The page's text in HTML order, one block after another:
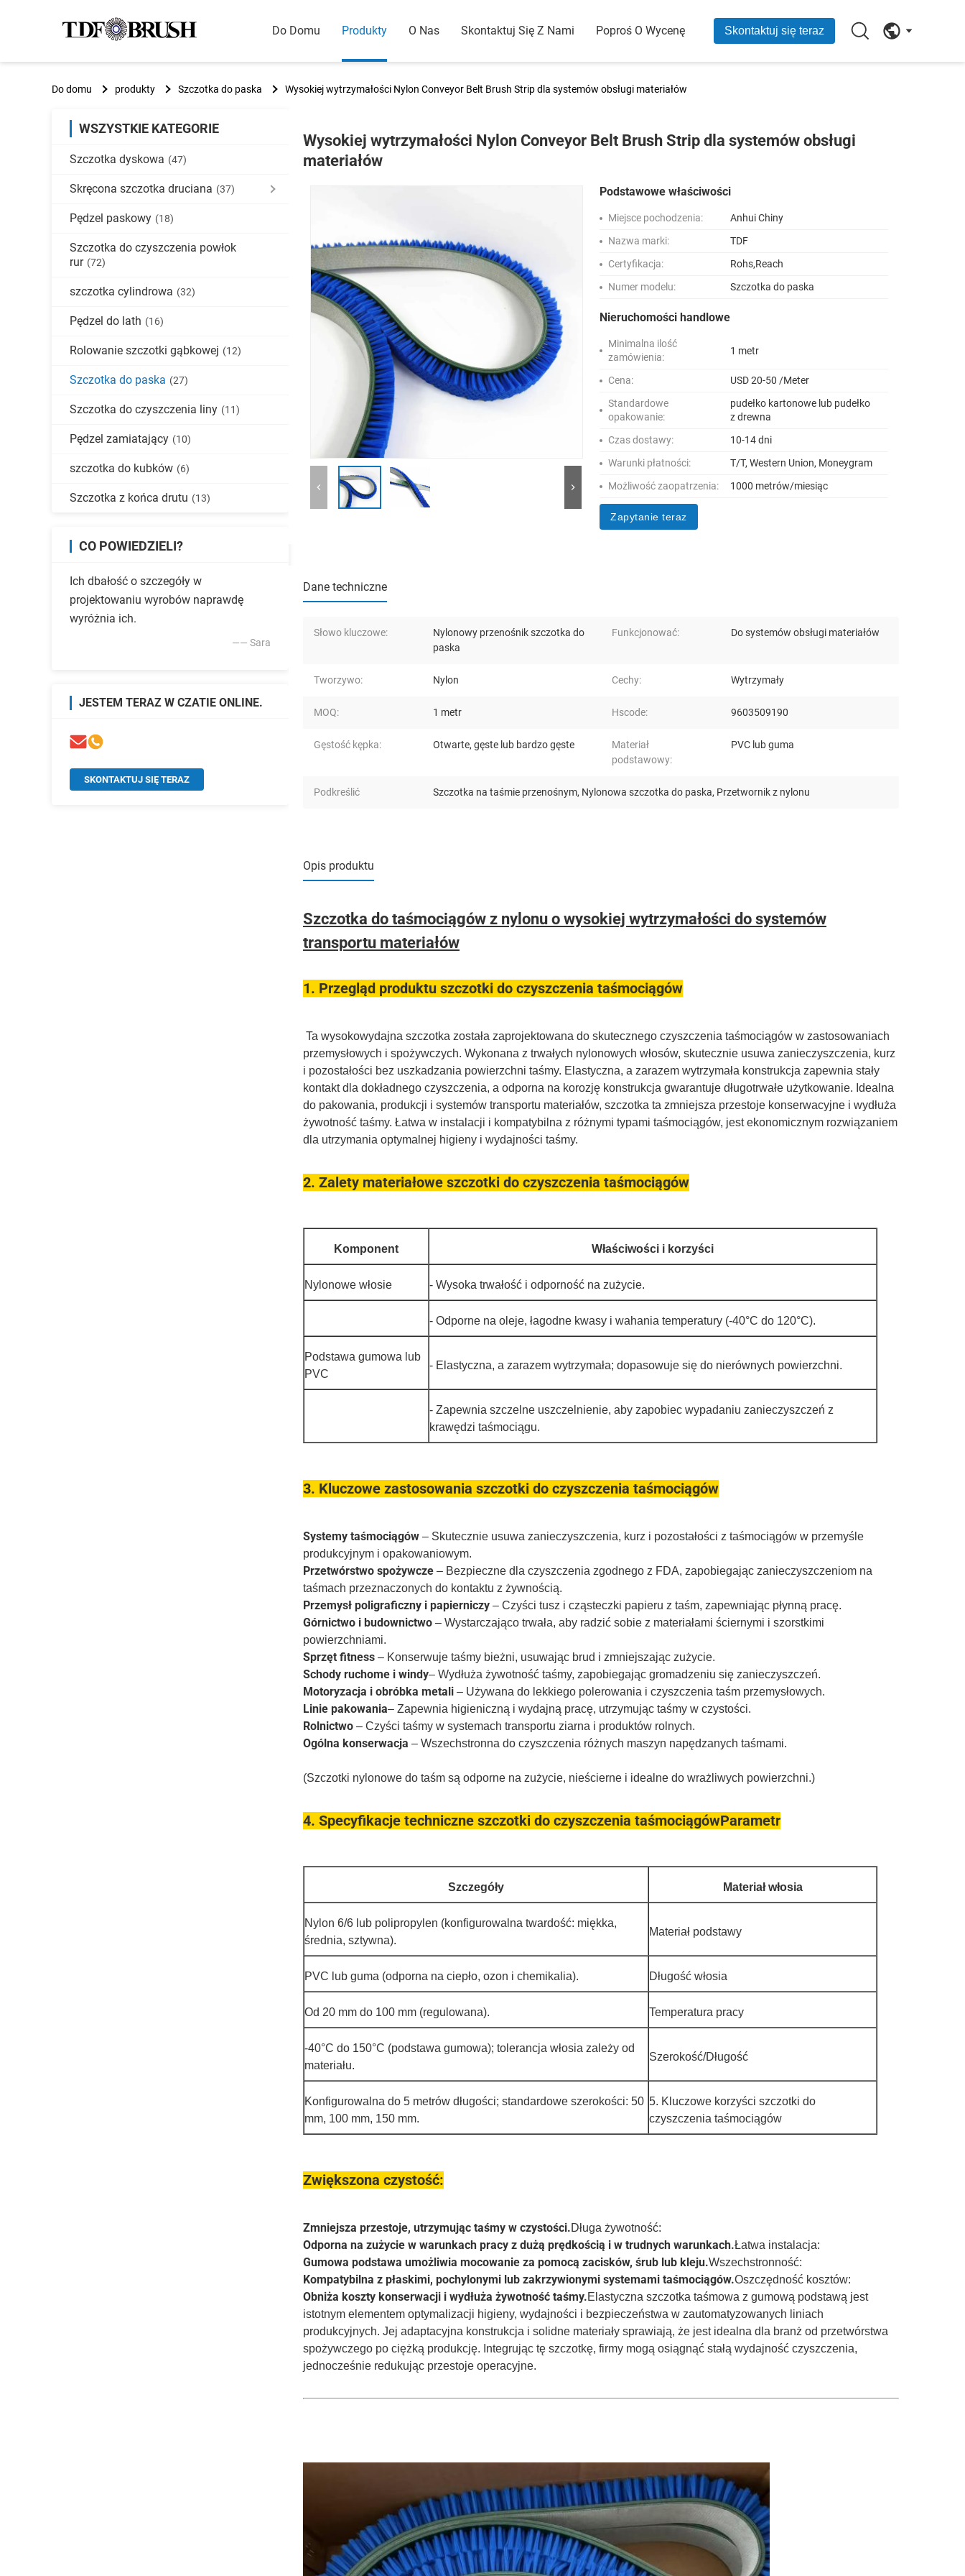
Do Domu Produkty O Nas Skontaktuj Się Z Nami Poproś O Wycenę Skontaktuj się teraz
Do domu produkty Szczotka do paska Wysokiej wytrzymałości Nylon Conveyor Belt Brush Strip dla systemów obsługi materiałów
WSZYSTKIE KATEGORIE
Szczotka dyskowa (47)
Skręcona szczotka druciana (37)
Pędzel paskowy (18)
Szczotka do czyszczenia powłok
rur (72)
szczotka cylindrowa (32)
Pędzel do lath (16)
Rolowanie szczotki gąbkowej (12)
Szczotka do paska (27)
Szczotka do czyszczenia liny (11)
Pędzel zamiatający (10)
szczotka do kubków (6)
Szczotka z końca drutu (13)
CO POWIEDZIELI?
Ich dbałość o szczegóły w
projektowaniu wyrobów naprawdę
wyróżnia ich.
—— Sara
JESTEM TERAZ W CZATIE ONLINE.
SKONTAKTUJ SIĘ TERAZ
Wysokiej wytrzymałości Nylon Conveyor Belt Brush Strip dla systemów obsługi
materiałów
Podstawowe właściwości
Miejsce pochodzenia:
Anhui Chiny
Nazwa marki:
TDF
Certyfikacja:
Rohs,Reach
Numer modelu:
Szczotka do paska
Nieruchomości handlowe
Minimalna ilość
zamówienia:
1 metr
Cena:
USD 20-50 /Meter
Standardowe
opakowanie:
pudełko kartonowe lub pudełko
z drewna
Czas dostawy:
10-14 dni
Warunki płatności:
T/T, Western Union, Moneygram
Możliwość zaopatrzenia:
1000 metrów/miesiąc
Zapytanie teraz
Dane techniczne
Słowo kluczowe:
Nylonowy przenośnik szczotka do
paska
Funkcjonować: Do systemów obsługi materiałów
Tworzywo: Nylon Cechy: Wytrzymały
MOQ: 1 metr Hscode: 9603509190
Gęstość kępka: Otwarte, gęste lub bardzo gęste
Materiał
podstawowy:
PVC lub guma
Podkreślić Szczotka na taśmie przenośnym, Nylonowa szczotka do paska, Przetwornik z nylonu
Opis produktu
Szczotka do taśmociągów z nylonu o wysokiej wytrzymałości do systemów
transportu materiałów
1. Przegląd produktu szczotki do czyszczenia taśmociągów
Ta wysokowydajna szczotka została zaprojektowana do skutecznego czyszczenia taśmociągów w zastosowaniach
przemysłowych i spożywczych. Wykonana z trwałych nylonowych włosów, skutecznie usuwa zanieczyszczenia, kurz
i pozostałości bez uszkadzania powierzchni taśmy. Elastyczna, a zarazem wytrzymała konstrukcja zapewnia stały
kontakt dla dokładnego czyszczenia, a odporna na korozję konstrukcja gwarantuje długotrwałe użytkowanie. Idealna
do pakowania, produkcji i systemów transportu materiałów, szczotka ta zmniejsza przestoje konserwacyjne i wydłuża
żywotność taśmy. Łatwa w instalacji i kompatybilna z różnymi typami taśmociągów, jest ekonomicznym rozwiązaniem
dla utrzymania optymalnej higieny i wydajności taśmy.
2. Zalety materiałowe szczotki do czyszczenia taśmociągów
Komponent Właściwości i korzyści
Nylonowe włosie - Wysoka trwałość i odporność na zużycie.
- Odporne na oleje, łagodne kwasy i wahania temperatury (-40°C do 120°C).
Podstawa gumowa lub
PVC
- Elastyczna, a zarazem wytrzymała; dopasowuje się do nierównych powierzchni.
- Zapewnia szczelne uszczelnienie, aby zapobiec wypadaniu zanieczyszczeń z
krawędzi taśmociągu.
3. Kluczowe zastosowania szczotki do czyszczenia taśmociągów
Systemy taśmociągów – Skutecznie usuwa zanieczyszczenia, kurz i pozostałości z taśmociągów w przemyśle
produkcyjnym i opakowaniowym.
Przetwórstwo spożywcze – Bezpieczne dla czyszczenia zgodnego z FDA, zapobiegając zanieczyszczeniom na
taśmach przeznaczonych do kontaktu z żywnością.
Przemysł poligraficzny i papierniczy – Czyści tusz i cząsteczki papieru z taśm, zapewniając płynną pracę.
Górnictwo i budownictwo – Wystarczająco trwała, aby radzić sobie z materiałami ściernymi i szorstkimi
powierzchniami.
Sprzęt fitness – Konserwuje taśmy bieżni, usuwając brud i zmniejszając zużycie.
Schody ruchome i windy– Wydłuża żywotność taśmy, zapobiegając gromadzeniu się zanieczyszczeń.
Motoryzacja i obróbka metali – Używana do lekkiego polerowania i czyszczenia taśm przemysłowych.
Linie pakowania– Zapewnia higieniczną i wydajną pracę, utrzymując taśmy w czystości.
Rolnictwo – Czyści taśmy w systemach transportu ziarna i produktów rolnych.
Ogólna konserwacja – Wszechstronna do czyszczenia różnych maszyn napędzanych taśmami.
(Szczotki nylonowe do taśm są odporne na zużycie, nieścierne i idealne do wrażliwych powierzchni.)
4. Specyfikacje techniczne szczotki do czyszczenia taśmociągówParametr
Szczegóły Materiał włosia
Nylon 6/6 lub polipropylen (konfigurowalna twardość: miękka,
średnia, sztywna).
Materiał podstawy
PVC lub guma (odporna na ciepło, ozon i chemikalia). Długość włosia
Od 20 mm do 100 mm (regulowana). Temperatura pracy
-40°C do 150°C (podstawa gumowa); tolerancja włosia zależy od
materiału.
Szerokość/Długość
Konfigurowalna do 5 metrów długości; standardowe szerokości: 50
mm, 100 mm, 150 mm.
5. Kluczowe korzyści szczotki do
czyszczenia taśmociągów
Zwiększona czystość:
Zmniejsza przestoje, utrzymując taśmy w czystości.Długa żywotność:
Odporna na zużycie w warunkach pracy z dużą prędkością i w trudnych warunkach.Łatwa instalacja:
Gumowa podstawa umożliwia mocowanie za pomocą zacisków, śrub lub kleju.Wszechstronność:
Kompatybilna z płaskimi, pochylonymi lub zakrzywionymi systemami taśmociągów.Oszczędność kosztów:
Obniża koszty konserwacji i wydłuża żywotność taśmy.Elastyczna szczotka taśmowa z gumową podstawą jest
istotnym elementem optymalizacji higieny, wydajności i bezpieczeństwa w zautomatyzowanych liniach
produkcyjnych. Jej adaptacyjna konstrukcja i solidne materiały sprawiają, że jest idealna dla branż od przetwórstwa
spożywczego po ciężką produkcję. Integrując tę szczotkę, firmy mogą osiągnąć stałą wydajność czyszczenia,
jednocześnie redukując przestoje operacyjne.